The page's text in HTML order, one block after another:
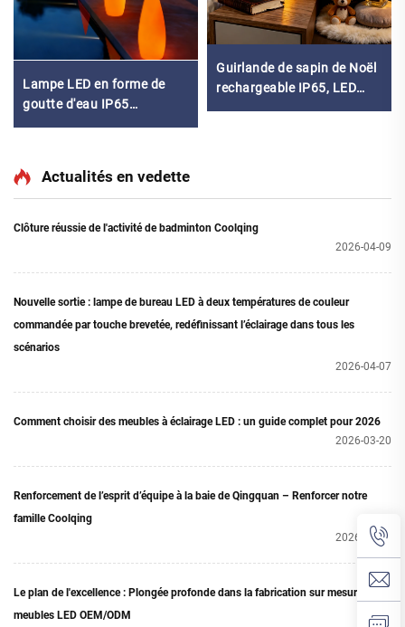
Lampe LED en forme de
goutte d'eau IP65
jardin au sol
Guirlande de sapin de Noël
rechargeable IP65, LED
Actualités en vedette
Clôture réussie de l'activité de badminton Coolqing
2026-04-09
Nouvelle sortie : lampe de bureau LED à deux températures de couleur
commandée par touche brevetée, redéfinissant l’éclairage dans tous les
scénarios
2026-04-07
Comment choisir des meubles à éclairage LED : un guide complet pour 2026
2026-03-20
Renforcement de l’esprit d’équipe à la baie de Qingquan – Renforcer notre
famille Coolqing
2026-03-17
Le plan de l'excellence : Plongée profonde dans la fabrication sur mesure de
meubles LED OEM/ODM